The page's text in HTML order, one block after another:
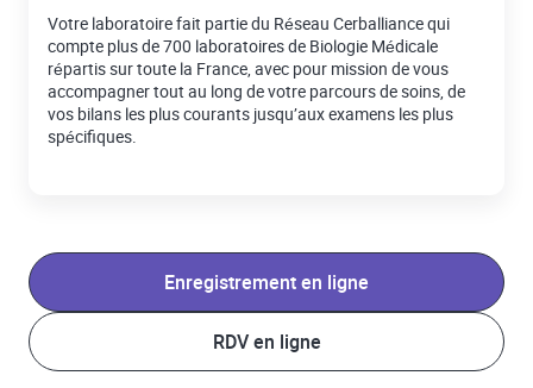
Votre laboratoire fait partie du Réseau Cerballiance qui
compte plus de 700 laboratoires de Biologie Médicale
répartis sur toute la France, avec pour mission de vous
accompagner tout au long de votre parcours de soins, de
vos bilans les plus courants jusqu’aux examens les plus
spécifiques.
Enregistrement en ligne
RDV en ligne